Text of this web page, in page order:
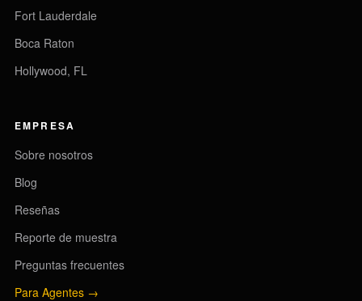
Fort Lauderdale
Boca Raton
Hollywood, FL
EMPRESA
Sobre nosotros
Blog
Reseñas
Reporte de muestra
Preguntas frecuentes
Para Agentes →